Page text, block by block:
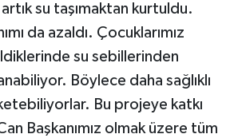
su taşımaktan kurtuldu.
da azaldı. Çocuklarımız
su sebillerinden
Böylece daha sağlıklı
Bu projeye katkı
Başkanımız olmak üzere tüm